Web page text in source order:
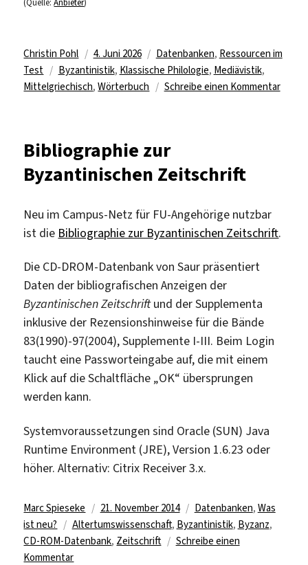
(Quelle:Anbieter)
Autor
Christin Pohl
Veröffentlicht
am
4. Juni 2026 Kategorien
Datenbanken, Ressourcen im
Test
Schlagwörter
Byzantinistik, Klassische Philologie, Mediävistik,
Mittelgriechisch,Wörterbuch Schreibe einen Kommentarzu
Bibliographie zur
Byzantinischen Zeitschrift
Neu im Campus-Netz für FU-Angehörige nutzbar
ist die Bibliographie zur Byzantinischen Zeitschrift.
Die CD-DROM-Datenbank von Saur präsentiert
Daten der bibliografischen Anzeigen der
Byzantinischen Zeitschriftund der Supplementa
inklusive der Rezensionshinweise für die Bände
83(1990)-97(2004), Supplemente I-III. Beim Login
taucht eine Passworteingabe auf, die mit einem
Klick auf die Schaltfläche „OK“ übersprungen
werden kann.
Systemvoraussetzungen sind Oracle (SUN) Java
Runtime Environment (JRE), Version 1.6.23 oder
höher. Alternativ: Citrix Receiver 3.x.
Autor
Marc Spieseke
Veröffentlicht
am
21. November 2014 Kategorien
Datenbanken, Was
ist neu?
Schlagwörter
Altertumswissenschaft, Byzantinistik, Byzanz,
CD-ROM-Datenbank, Zeitschrift
Schreibe einen
Kommentarzu